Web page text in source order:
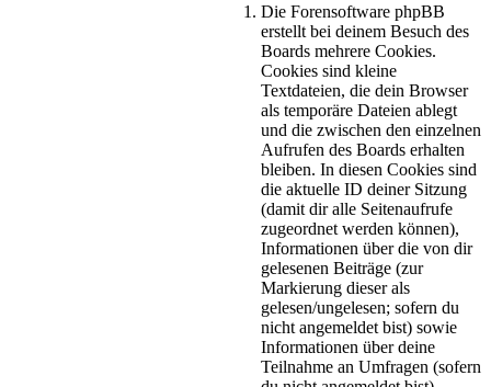
Die Forensoftware phpBB
erstellt bei deinem Besuch des
Boards mehrere Cookies.
Cookies sind kleine
Textdateien, die dein Browser
als temporäre Dateien ablegt
und die zwischen den einzelnen
Aufrufen des Boards erhalten
bleiben. In diesen Cookies sind
die aktuelle ID deiner Sitzung
(damit dir alle Seitenaufrufe
zugeordnet werden können),
Informationen über die von dir
gelesenen Beiträge (zur
Markierung dieser als
gelesen/ungelesen; sofern du
nicht angemeldet bist) sowie
Informationen über deine
Teilnahme an Umfragen (sofern